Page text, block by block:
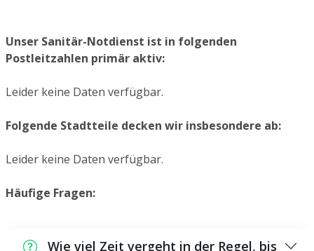
Unser Sanitär-Notdienst ist in folgenden
Postleitzahlen primär aktiv:
Leider keine Daten verfügbar.
Folgende Stadtteile decken wir insbesondere ab:
Leider keine Daten verfügbar.
Häufige Fragen:
Wie viel Zeit vergeht in der Regel, bis